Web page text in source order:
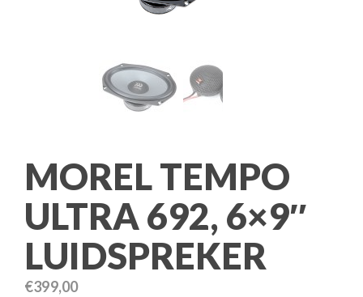
MOREL TEMPO
ULTRA 692, 6×9″
LUIDSPREKER
€399,00